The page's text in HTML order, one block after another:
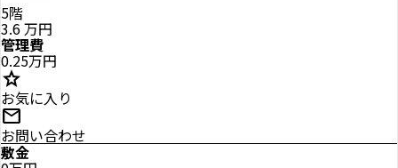
5階
3.6万円
管理費
0.25万円
star
お気に入り
mail
お問い合わせ
敷金